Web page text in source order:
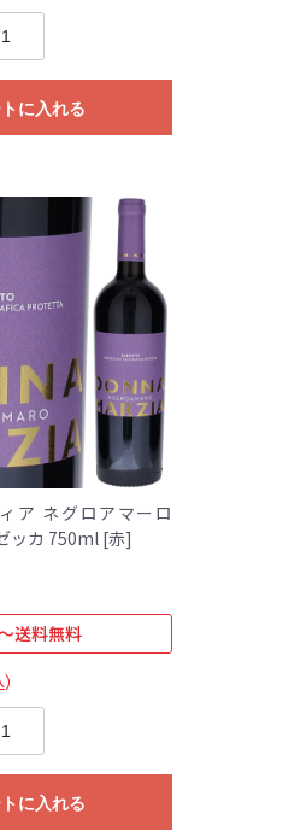
に入れる
ア ネグロアマーロ
2024 コンティ ゼッカ 750ml [赤]
送料無料
に入れる